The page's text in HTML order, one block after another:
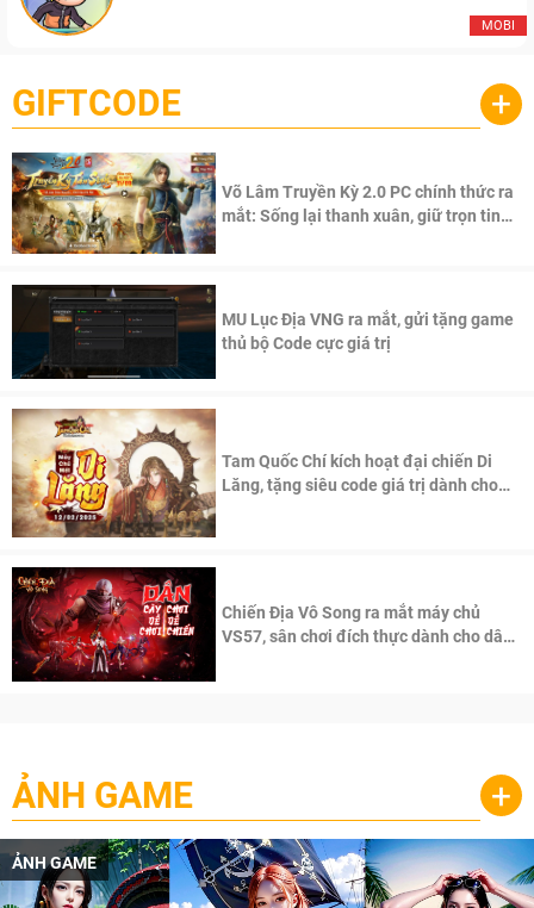
MOBI
GIFTCODE +
Võ Lâm Truyền Kỳ 2.0 PC chính thức ra
mắt: Sống lại thanh xuân, giữ trọn tinh
MU Lục Địa VNG ra mắt, gửi tặng game
thủ bộ Code cực giá trị
Tam Quốc Chí kích hoạt đại chiến Di
Lăng, tặng siêu code giá trị dành cho
Chiến Địa Vô Song ra mắt máy chủ
VS57, sân chơi đích thực dành cho dân
ẢNH GAME +
ẢNH GAME